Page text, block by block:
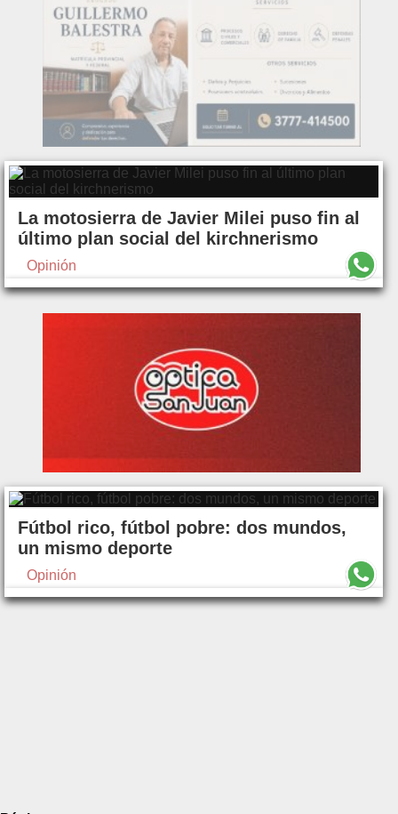
La motosierra de Javier Milei puso fin al
último plan social del kirchnerismo
Opinión
Fútbol rico, fútbol pobre: dos mundos,
un mismo deporte
Opinión